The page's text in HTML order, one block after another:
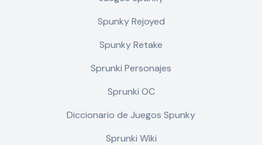
Spunky Rejoyed
Spunky Retake
Sprunki Personajes
Sprunki OC
Diccionario de Juegos Spunky
Sprunki Wiki